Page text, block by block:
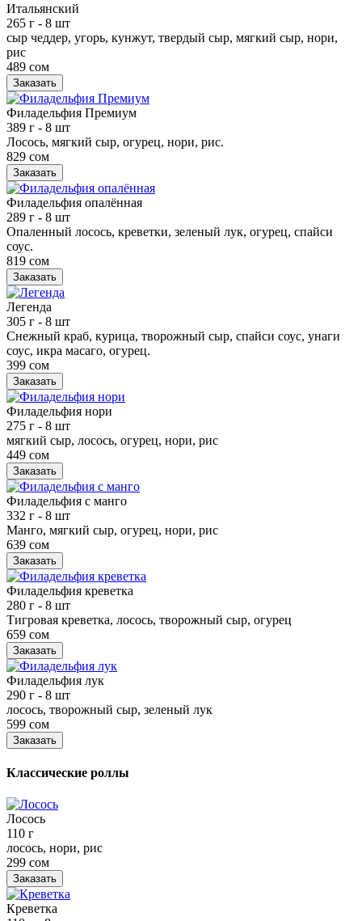
Итальянский
265 г - 8 шт
сыр чеддер, угорь, кунжут, твердый сыр, мягкий сыр, нори,
рис
489 сом
Заказать
Филадельфия Премиум
389 г - 8 шт
Лосось, мягкий сыр, огурец, нори, рис.
829 сом
Заказать
Филадельфия опалённая
289 г - 8 шт
Опаленный лосось, креветки, зеленый лук, огурец, спайси
соус.
819 сом
Заказать
Легенда
305 г - 8 шт
Снежный краб, курица, творожный сыр, спайси соус, унаги
соус, икра масаго, огурец.
399 сом
Заказать
Филадельфия нори
275 г - 8 шт
мягкий сыр, лосось, огурец, нори, рис
449 сом
Заказать
Филадельфия с манго
332 г - 8 шт
Манго, мягкий сыр, огурец, нори, рис
639 сом
Заказать
Филадельфия креветка
280 г - 8 шт
Тигровая креветка, лосось, творожный сыр, огурец
659 сом
Заказать
Филадельфия лук
290 г - 8 шт
лосось, творожный сыр, зеленый лук
599 сом
Заказать
Классические роллы
Лосось
110 г
лосось, нори, рис
299 сом
Заказать
Креветка